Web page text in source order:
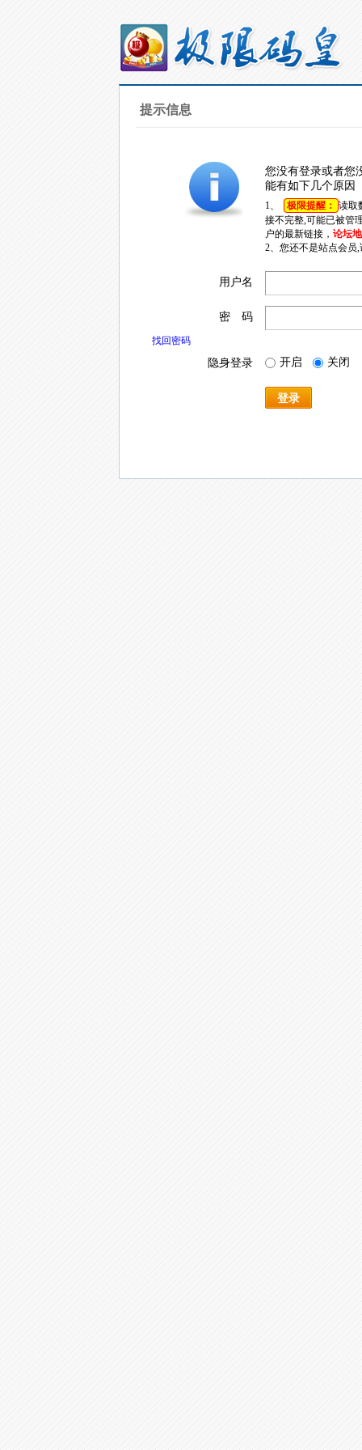
提示信息
您没有登录或者您
能有如下几个原因
1、 极限提醒： 读取
接不完整,可能已被管
户的最新链接， 论坛
2、您还不是站点会员
用户名
密 码
找回密码
隐身登录 开启 关闭
登录